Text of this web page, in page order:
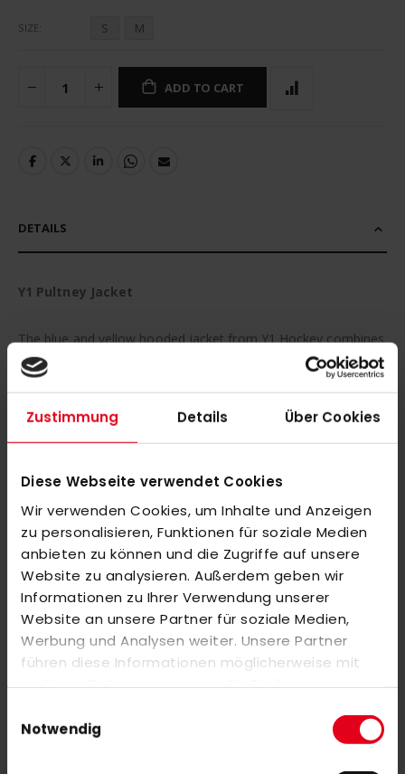
Zustimmung Details Über Cookies
Diese Webseite verwendet Cookies
Wir verwenden Cookies, um Inhalte und Anzeigen
zu personalisieren, Funktionen für soziale Medien
anbieten zu können und die Zugriffe auf unsere
Website zu analysieren. Außerdem geben wir
Informationen zu Ihrer Verwendung unserer
Website an unsere Partner für soziale Medien,
Werbung und Analysen weiter. Unsere Partner
führen diese Informationen möglicherweise mit
weiteren Daten zusammen, die Sie ihnen
Nutzung der Dienste gesammelt haben.
Notwendig
SIZE S M
ADD TO CART
DETAILS
Y1 Pultney Jacket
The blue and yellow hooded jacket from Y1 Hockey combines
a sporty look with functional details. With its modern pattern,
The large chest pocket provides enough storage space to
comfortable cut ensure a pleasant wearing experience.
Perfect for training sessions or everyday life - this jacket is the
ideal companion for anyone who appreciates style and
functionality.
MORE INFORMATION
REVIEWS
Check items to add to the cart or